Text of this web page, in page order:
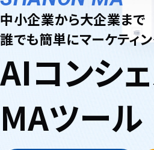
最先端の
マーケティ
中小企業から大企業まで
誰でも簡単にマーケティ
AIコンシ
MAツール
セミオー
伴走支援
実現する